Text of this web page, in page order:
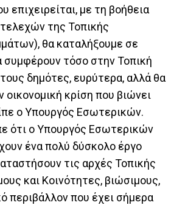
επιχειρείται, με τη βοήθεια
της Τοπικής
θα καταλήξουμε σε
συμφέρουν τόσο στην Τοπική
δημότες, ευρύτερα, αλλά θα
οικονομική κρίση που βιώνει
ο Υπουργός Εσωτερικών.
ότι ο Υπουργός Εσωτερικών
ένα πολύ δύσκολο έργο
τις αρχές Τοπικής
και Κοινότητες, βιώσιμους,
περιβάλλον που έχει σήμερα